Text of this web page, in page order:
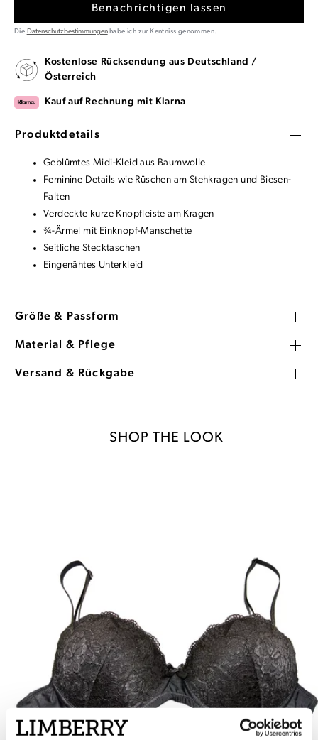
Benachrichtigen lassen
Die Datenschutzbestimmungenhabe ich zur Kentniss genommen.
Kostenlose Rücksendung aus Deutschland /
Österreich
Kauf auf Rechnung mit Klarna
Produktdetails
Geblümtes Midi-Kleid aus Baumwolle
Feminine Details wie Rüschen am Stehkragen und Biesen-
Falten
Verdeckte kurze Knopfleiste am Kragen
¾-Ärmel mit Einknopf-Manschette
Seitliche Stecktaschen
Eingenähtes Unterkleid
Größe & Passform
Material & Pflege
Versand & Rückgabe
SHOP THE LOOK